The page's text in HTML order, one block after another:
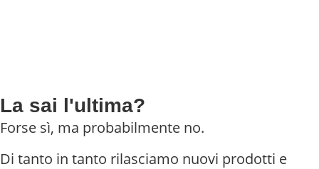
La sai l'ultima?
Forse sì, ma probabilmente no.
Di tanto in tanto rilasciamo nuovi prodotti e